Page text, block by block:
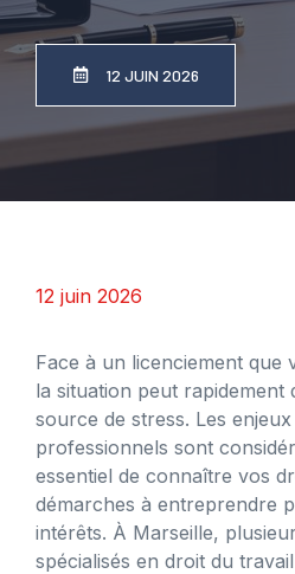
12 JUIN 2026
12 juin 2026
Face à un licenciement que
la situation peut rapidement
source de stress. Les
professionnels sont
essentiel de connaître vos
démarches à entreprendre
intérêts. À Marseille,
spécialisés en droit du